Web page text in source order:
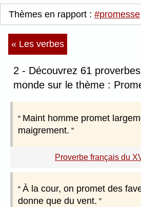
Thèmes en rapport : #promesse
« Les verbes
2 - Découvrez 61
monde sur le thème :
Maint homme promet
maigrement.
Proverbe français du
À la cour, on promet des
donne que du vent.